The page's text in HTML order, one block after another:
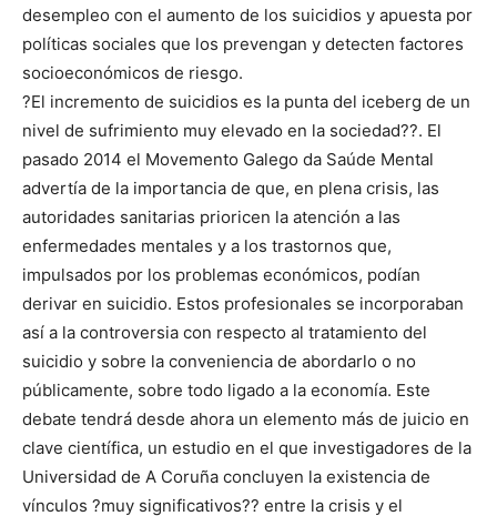
desempleo con el aumento de los suicidios y apuesta por
políticas sociales que los prevengan y detecten factores
socioeconómicos de riesgo.
?El incremento de suicidios es la punta del iceberg de un
nivel de sufrimiento muy elevado en la sociedad??. El
pasado 2014 el Movemento Galego da Saúde Mental
advertía de la importancia de que, en plena crisis, las
autoridades sanitarias prioricen la atención a las
enfermedades mentales y a los trastornos que,
impulsados por los problemas económicos, podían
derivar en suicidio. Estos profesionales se incorporaban
así a la controversia con respecto al tratamiento del
suicidio y sobre la conveniencia de abordarlo o no
públicamente, sobre todo ligado a la economía. Este
debate tendrá desde ahora un elemento más de juicio en
clave científica, un estudio en el que investigadores de la
Universidad de A Coruña concluyen la existencia de
vínculos ?muy significativos?? entre la crisis y el